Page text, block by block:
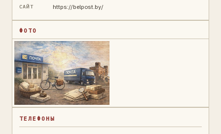
САЙТ https://belpost.by/
ФОТО
ТЕЛЕФОНЫ